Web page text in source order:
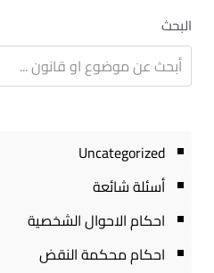
البحث
Uncategorized
أسئلة شائعة
احكام الاحوال الشخصية
احكام محكمة النقض